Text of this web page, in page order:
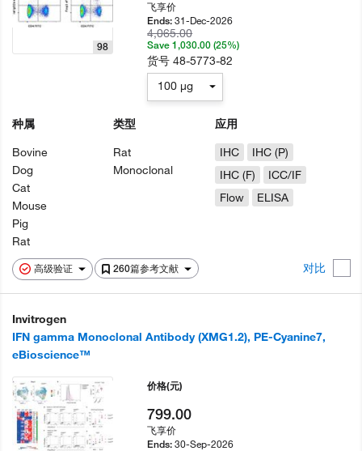
高级验证 260篇参考文献 对比
98
种属
Bovine
Dog
Cat
Mouse
Pig
Rat
类型
Rat
Monoclonal
应用
IHC
IHC (P)
IHC (F)
ICC/IF
Flow
ELISA
飞享价
Ends:31-Dec-2026
4,065.00
Save 1,030.00 (25%)
货号48-5773-82
100 µg
Invitrogen
IFN gamma Monoclonal Antibody (XMG1.2), PE-Cyanine7,
eBioscience™
价格(元)
799.00
飞享价
Ends:30-Sep-2026